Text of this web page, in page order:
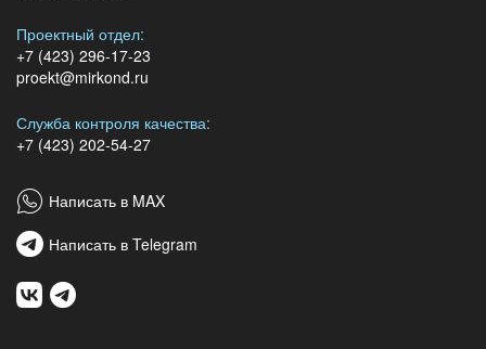
Проектный отдел:
+7 (423) 296-17-23
proekt@mirkond.ru
Служба контроля качества:
+7 (423) 202-54-27
Написать в MAX
Написать в Telegram